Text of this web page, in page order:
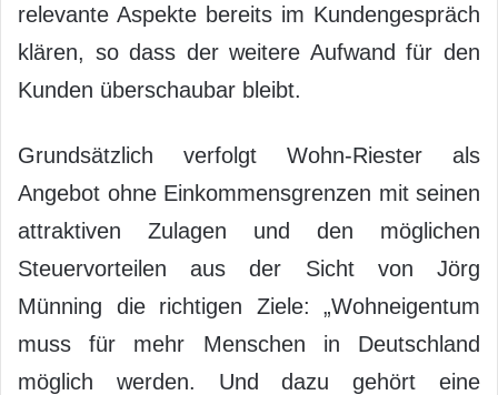
relevante Aspekte bereits im Kundengespräch
klären, so dass der weitere Aufwand für den
Kunden überschaubar bleibt.
Grundsätzlich verfolgt Wohn-Riester als
Angebot ohne Einkommensgrenzen mit seinen
attraktiven Zulagen und den möglichen
Steuervorteilen aus der Sicht von Jörg
Münning die richtigen Ziele: „Wohneigentum
muss für mehr Menschen in Deutschland
möglich werden. Und dazu gehört eine